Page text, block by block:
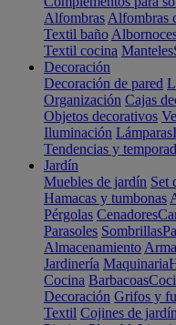
Alfombras Alfombras
Textil baño
Textil cocina Manteles
Decoración
Decoración de pared
Organización Cajas
Objetos decorativos
Iluminación Lámparas
Tendencias y
Jardín
Muebles de jardín Set
Hamacas y tumbonas
Pérgolas Cenadores
Parasoles Sombrillas
Almacenamiento
Jardinería Maquinaria
Cocina Barbacoas
Decoración Grifos y
Textil Cojines de jardín